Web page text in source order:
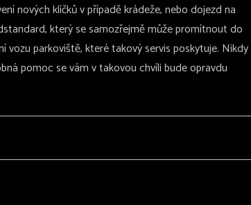
nových klíčků v případě krádeže, nebo dojezd na
který se samozřejmě může promítnout do
parkoviště, které takový servis poskytuje. Nikdy
pomoc se vám v takovou chvíli bude opravdu